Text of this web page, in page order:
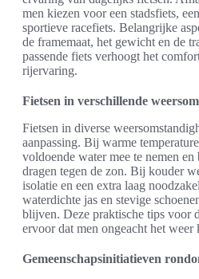
men kiezen voor een stadsfiets,
sportieve racefiets. Belangrijke
de framemaat, het gewicht en de
passende fiets verhoogt het
rijervaring.
Fietsen in verschillende
Fietsen in diverse
aanpassing. Bij warme
voldoende water mee te nemen
dragen tegen de zon. Bij kouder
isolatie en een extra laag
waterdichte jas en stevige
blijven. Deze praktische tips voor
ervoor dat men ongeacht het
Gemeenschapsinitiatieven